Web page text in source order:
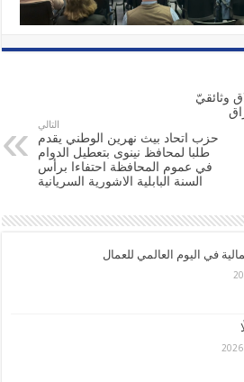
وثائقيّ
التالي
حزب اتحاد بيث نهرين الوطني يقدم
طلبا لمحافظ نينوى بتعطيل الدوام
في عموم المحافظة احتفاءا برأس
السنة البابلية الاشورية السريانية
في اليوم العالمي للعمال